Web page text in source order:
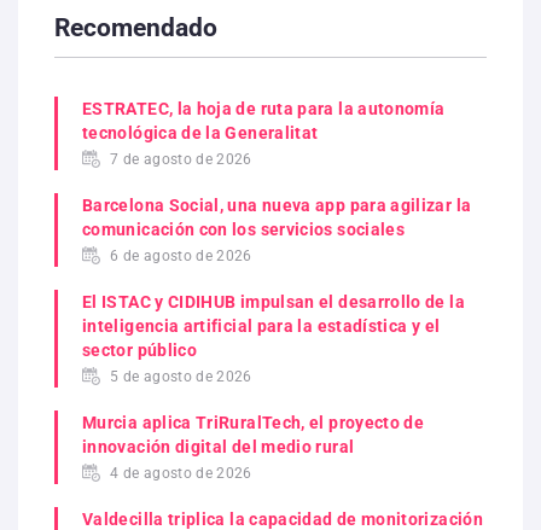
Recomendado
ESTRATEC, la hoja de ruta para la autonomía
tecnológica de la Generalitat
7 de agosto de 2026
Barcelona Social, una nueva app para agilizar la
comunicación con los servicios sociales
6 de agosto de 2026
El ISTAC y CIDIHUB impulsan el desarrollo de la
inteligencia artificial para la estadística y el
sector público
5 de agosto de 2026
Murcia aplica TriRuralTech, el proyecto de
innovación digital del medio rural
4 de agosto de 2026
Valdecilla triplica la capacidad de monitorización